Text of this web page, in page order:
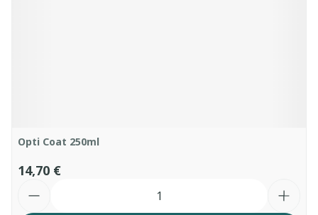
Opti Coat 250ml
14,70 €